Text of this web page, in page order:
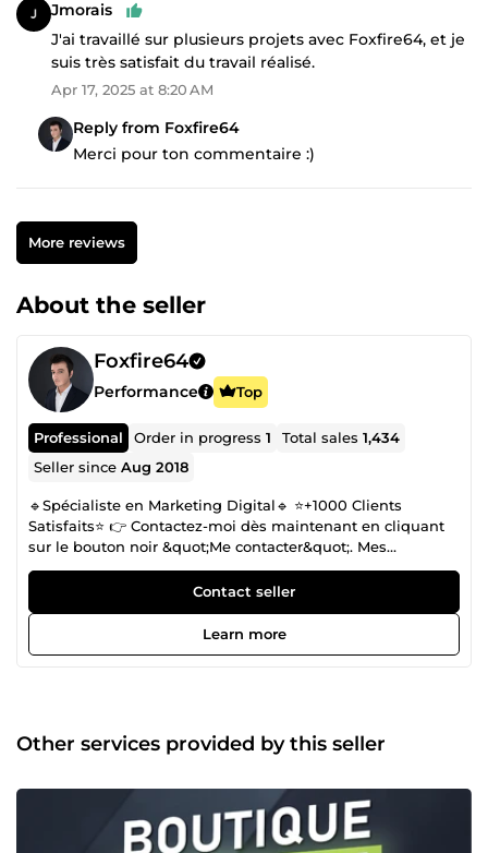
Jmorais
J'ai travaillé sur plusieurs projets avec Foxfire64, et je
suis très satisfait du travail réalisé.
Apr 17, 2025 at 8:20 AM
Reply from Foxfire64
Merci pour ton commentaire :)
More reviews
About the seller
Foxfire64
Performance Top
Professional Order in progress1 Total sales1,434
Seller sinceAug 2018
🔹Spécialiste en Marketing Digital🔹 ⭐+1000 Clients
Satisfaits⭐ 👉 Contactez-moi dès maintenant en cliquant
sur le bouton noir &quot;Me contacter&quot;. Mes
spécialités : ✅ Media buying (Facebook ads et Google ads)
✅ E-commerce ✅ Copywriting ✅ Emailing ✅ Funnel
building Je me mets continuellement à jour sur les
nouvelles techniques et stratégies marketing, ce qui me
permet d'avoir une analyse concrète et efficace. MES 5
projet !
Contact seller
Learn more
Other services provided by this seller